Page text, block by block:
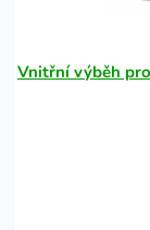
Vnitřní výběh